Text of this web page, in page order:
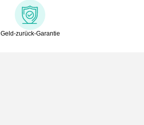
Geld-zurück-Garantie